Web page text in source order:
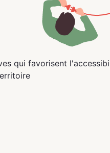
qui favorisent